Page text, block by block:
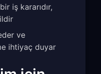
iş kararıdır,
ve
ihtiyaç duyar